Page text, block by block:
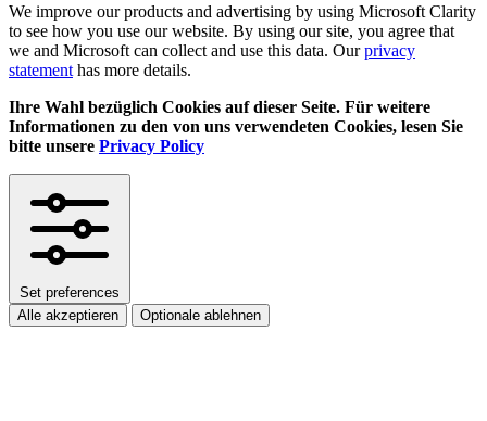
We improve our products and advertising by using Microsoft Clarity
to see how you use our website. By using our site, you agree that
we and Microsoft can collect and use this data. Ourprivacy
statement has more details.
Ihre Wahl bezüglich Cookies auf dieser Seite. Für weitere
Informationen zu den von uns verwendeten Cookies, lesen Sie
bitte unsere Privacy Policy
Set preferences
Alle akzeptieren
Optionale ablehnen